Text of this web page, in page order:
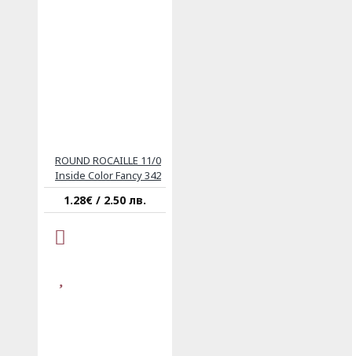
ROUND ROCAILLE 11/0
Inside Color Fancy 342
1.28€ / 2.50 лв.